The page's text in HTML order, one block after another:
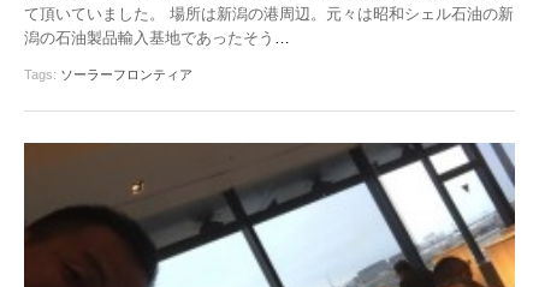
て頂いていました。 場所は新潟の港周辺。元々は昭和シェル石油の新
潟の石油製品輸入基地であったそう
Tags: ソーラーフロンティア